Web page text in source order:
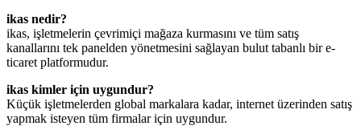
ikas nedir?
ikas, işletmelerin çevrimiçi mağaza kurmasını ve tüm satış
kanallarını tek panelden yönetmesini sağlayan bulut tabanlı bir e-
ticaret platformudur.
ikas kimler için uygundur?
Küçük işletmelerden global markalara kadar, internet üzerinden satış
yapmak isteyen tüm firmalar için uygundur.